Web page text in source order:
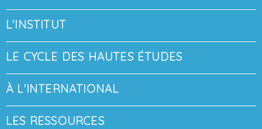
L'INSTITUT
LE CYCLE DES HAUTES ÉTUDES
À L'INTERNATIONAL
LES RESSOURCES